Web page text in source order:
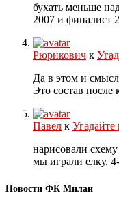
бухать меньше
2007 и финалист
Рюрикович к
Да в этом и
Это состав после
Павел к Угадайте
нарисовали
мы играли елку,
Новости ФК Милан